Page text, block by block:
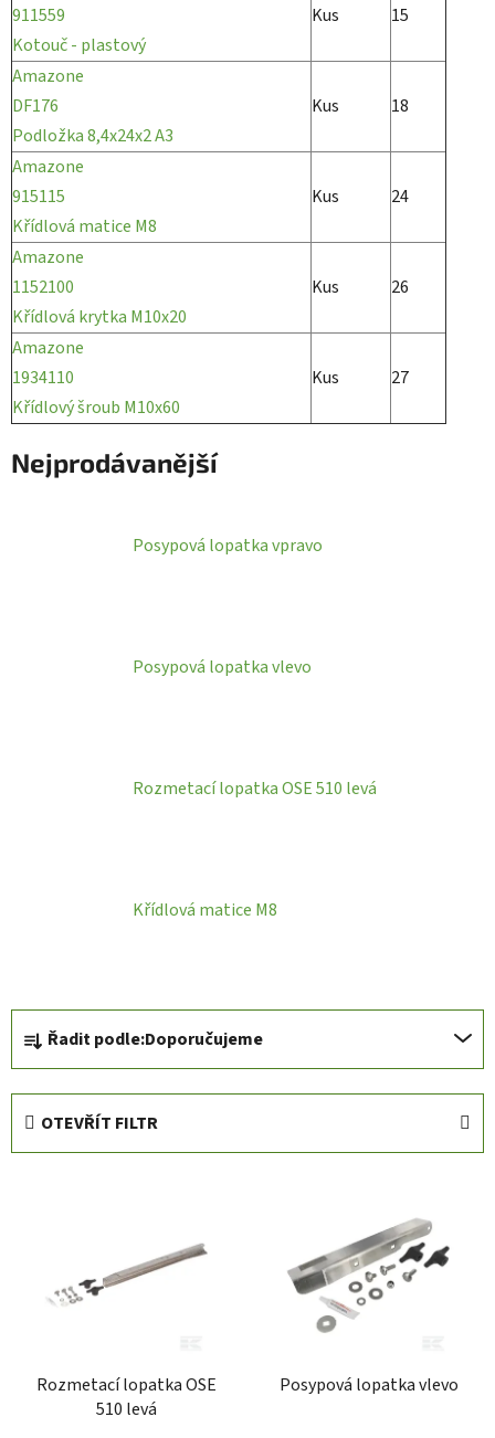
911559
Kotouč - plastový
Kus 15
Amazone
DF176
Podložka 8,4x24x2 A3
Kus 18
Amazone
915115
Křídlová matice M8
Kus 24
Amazone
1152100
Křídlová krytka M10x20
Kus 26
Amazone
1934110
Křídlový šroub M10x60
Kus 27
Nejprodávanější
Posypová lopatka vpravo
Posypová lopatka vlevo
Rozmetací lopatka OSE 510 levá
Křídlová matice M8
a
z
Řadit podle:Doporučujeme
OTEVŘÍT FILTR
Rozmetací lopatka OSE
510 levá
Posypová lopatka vlevo